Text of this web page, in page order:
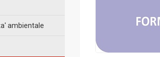
ambientale